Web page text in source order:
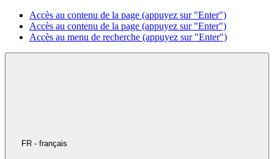
Accès au contenu de la page (appuyez sur "Enter")
Accès au contenu de la page (appuyez sur "Enter")
Accès au menu de recherche (appuyez sur "Enter")
FR - français